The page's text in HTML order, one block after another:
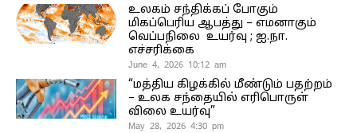
உலகம் சந்திக்கப் போகும்
மிகப்பெரிய ஆபத்து – எமனாகும்
வெப்பநிலை உயர்வு ; ஐ.நா.
எச்சரிக்கை
June 4, 2026 10:12 am
“மத்திய கிழக்கில் மீண்டும் பதற்றம்
– உலக சந்தையில் எரிபொருள்
விலை உயர்வு”
May 28, 2026 4:30 pm